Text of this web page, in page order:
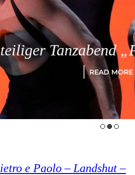
Tanzabend
READ MORE
e Paolo – Landshut –